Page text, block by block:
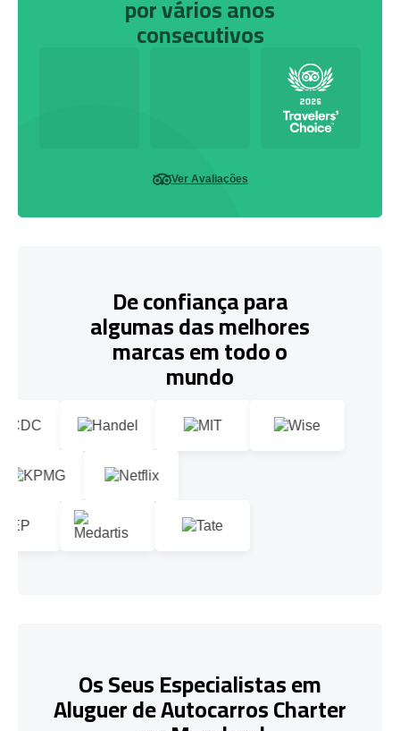
por vários anos
consecutivos
Ver Avaliações
De confiança para
algumas das melhores
marcas em todo o
mundo
Os Seus Especialistas em
Aluguer de Autocarros Charter